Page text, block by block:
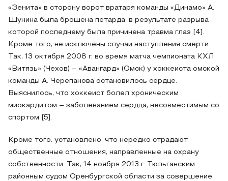
«Зенита» в сторону ворот вратаря команды «Динамо» А.
Шунина была брошена петарда, в результате разрыва
которой последнему была причинена травма глаз [4].
Кроме того, не исключены случаи наступления смерти.
Так, 13 октября 2008 г. во время матча чемпионата КХЛ
«Витязь» (Чехов) – «Авангард» (Омск) у хоккеиста омской
команды А. Черепанова остановилось сердце.
Выяснилось, что хоккеист болел хроническим
миокардитом – заболеванием сердца, несовместимым со
спортом [5].
Кроме того, установлено, что нередко страдают
общественные отношения, направленные на охрану
собственности. Так, 14 ноября 2013 г. Тюльганским
районным судом Оренбургской области за совершение